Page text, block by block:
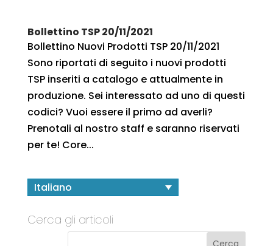
Bollettino TSP 20/11/2021
Bollettino Nuovi Prodotti TSP 20/11/2021
Sono riportati di seguito i nuovi prodotti
TSP inseriti a catalogo e attualmente in
produzione. Sei interessato ad uno di questi
codici? Vuoi essere il primo ad averli?
Prenotali al nostro staff e saranno riservati
per te! Core...
Italiano
Cerca gli articoli